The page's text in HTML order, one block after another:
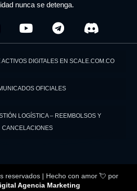
nunca se detenga.
ACTIVOS DIGITALES EN SCALE.COM.CO
OFICIALES
LOGÍSTICA – REEMBOLSOS Y
CANCELACIONES
reservados | Hecho con amor 💘 por
Agencia Marketing